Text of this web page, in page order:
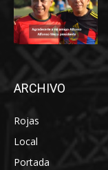
ARCHIVO
Rojas
Local
Portada